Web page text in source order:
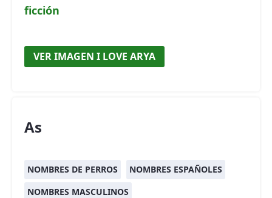
ficción
VER IMAGEN I LOVE ARYA
As
NOMBRES DE PERROS
NOMBRES ESPAÑOLES
NOMBRES MASCULINOS